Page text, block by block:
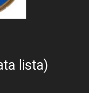
lista)